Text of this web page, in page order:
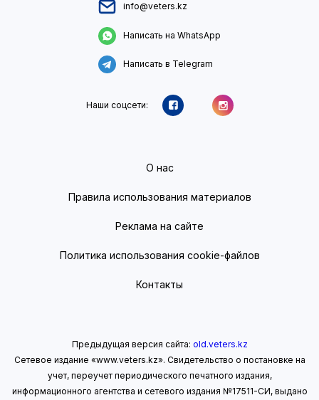
info@veters.kz
Написать на WhatsApp
Написать в Telegram
Наши соцсети:
О нас
Правила использования материалов
Реклама на сайте
Политика использования cookie-файлов
Контакты
Предыдущая версия сайта: old.veters.kz
Сетевое издание «www.veters.kz». Свидетельство о постановке на
учет, переучет периодического печатного издания,
информационного агентства и сетевого издания №17511-СИ, выдано